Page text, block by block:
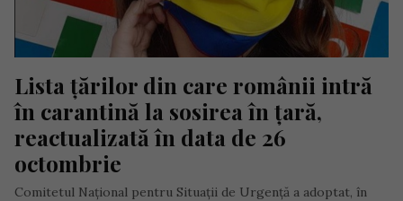
Lista țărilor din care românii intră
în carantină la sosirea în țară,
reactualizată în data de 26
octombrie
Comitetul Naţional pentru Situaţii de Urgenţă a adoptat, în